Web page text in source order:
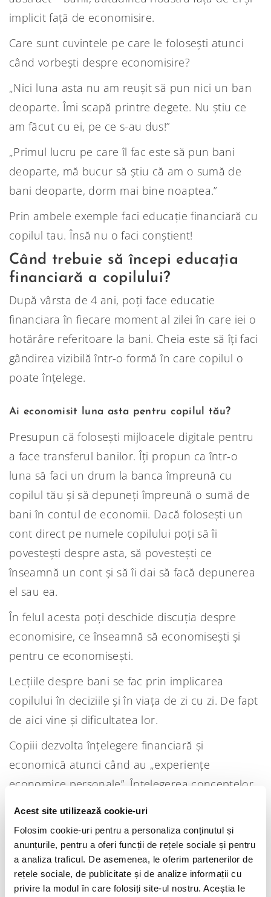
Acest site utilizează cookie-uri
Folosim cookie-uri pentru a personaliza conținutul și
anunțurile, pentru a oferi funcții de rețele sociale și pentru
a analiza traficul. De asemenea, le oferim partenerilor de
rețele sociale, de publicitate și de analize informații cu
privire la modul în care folosiți site-ul nostru. Aceștia le
implicit față de economisire.
Care sunt cuvintele pe care le folosești atunci
când vorbești despre economisire?
„Nici luna asta nu am reușit să pun nici un ban
deoparte. Îmi scapă printre degete. Nu știu ce
am făcut cu ei, pe ce s-au dus!”
„Primul lucru pe care îl fac este să pun bani
deoparte, mă bucur să știu că am o sumă de
bani deoparte, dorm mai bine noaptea.”
Prin ambele exemple faci educație financiară cu
copilul tau. Însă nu o faci conștient!
Când trebuie să începi educația
financiară a copilului?
După vârsta de 4 ani, poți face educatie
financiara în fiecare moment al zilei în care iei o
hotărâre referitoare la bani. Cheia este să îți faci
gândirea vizibilă într-o formă în care copilul o
poate înțelege.
Ai economisit luna asta pentru copilul tău?
Presupun că folosești mijloacele digitale pentru
a face transferul banilor. Îți propun ca într-o
luna să faci un drum la banca împreună cu
copilul tău și să depuneți împreună o sumă de
bani în contul de economii. Dacă folosești un
cont direct pe numele copilului poți să îi
povestești despre asta, să povestești ce
înseamnă un cont și să îi dai să facă depunerea
el sau ea.
În felul acesta poți deschide discuția despre
economisire, ce înseamnă să economisești și
pentru ce economisești.
Lecțiile despre bani se fac prin implicarea
copilului în deciziile și în viața de zi cu zi. De fapt
de aici vine și dificultatea lor.
Copiii dezvolta înțelegere financiară și
economică atunci când au „experiențe
economice personale”. Înțelegerea conceptelor
Cele mai bune metode pentru a-i
învăța pe copii să economisească
Cele mai bune metode pentru a-i învăța pe copii